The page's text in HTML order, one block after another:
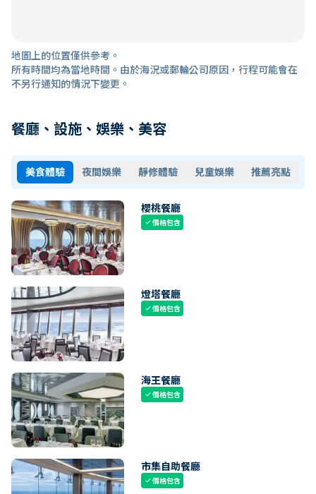
地圖上的位置僅供參考。
所有時間均為當地時間。由於海況或郵輪公司原因，行程可能會在
不另行通知的情況下變更。
餐廳、設施、娛樂、美容
美食體驗 夜間娛樂 靜修體驗 兒童娛樂 推薦亮點
櫻桃餐廳
check價格包含
燈塔餐廳
check價格包含
海王餐廳
check價格包含
市集自助餐廳
check價格包含